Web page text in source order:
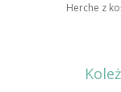
Herche z